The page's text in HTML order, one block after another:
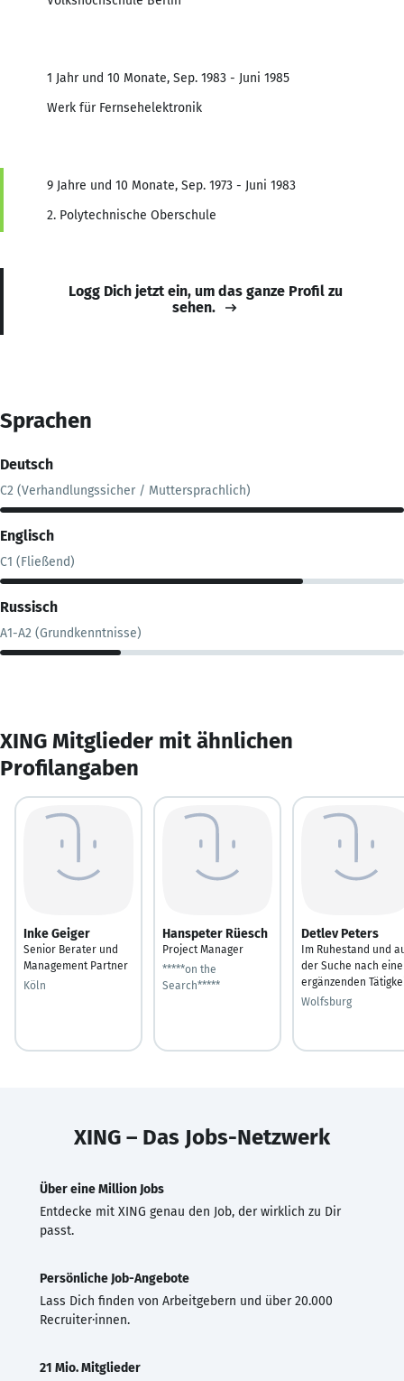
1 Jahr und 10 Monate, Sep. 1983 - Juni 1985
Werk für Fernsehelektronik
9 Jahre und 10 Monate, Sep. 1973 - Juni 1983
2. Polytechnische Oberschule
Logg Dich jetzt ein, um das ganze Profil zu
sehen.
Sprachen
Deutsch
C2 (Verhandlungssicher / Muttersprachlich)
Englisch
C1 (Fließend)
Russisch
A1-A2 (Grundkenntnisse)
XING Mitglieder mit ähnlichen
Profilangaben
Inke Geiger
Senior Berater und
Management Partner
Köln
Hanspeter Rüesch
Project Manager
*****on the
Search*****
Detlev Peters
Im Ruhestand und
der Suche nach
ergänzenden
Wolfsburg
XING – Das Jobs-Netzwerk
Über eine Million Jobs
Entdecke mit XING genau den Job, der wirklich zu Dir
passt.
Persönliche Job-Angebote
Lass Dich finden von Arbeitgebern und über 20.000
Recruiter·innen.
21 Mio. Mitglieder